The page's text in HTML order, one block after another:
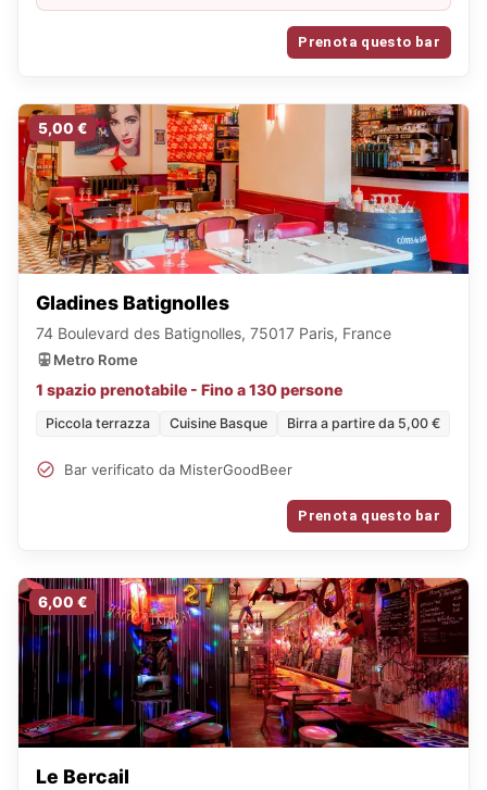
Prenota questo bar
5,00 €
Gladines Batignolles
74 Boulevard des Batignolles, 75017 Paris, France
Metro Rome
1 spazio prenotabile - Fino a 130 persone
Piccola terrazza Cuisine Basque Birra a partire da 5,00 €
Bar verificato da MisterGoodBeer
Prenota questo bar
6,00 €
Le Bercail